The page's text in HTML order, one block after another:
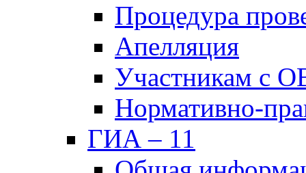
Процедура
Апелляция
Участникам с
Нормативно-
ГИА – 11